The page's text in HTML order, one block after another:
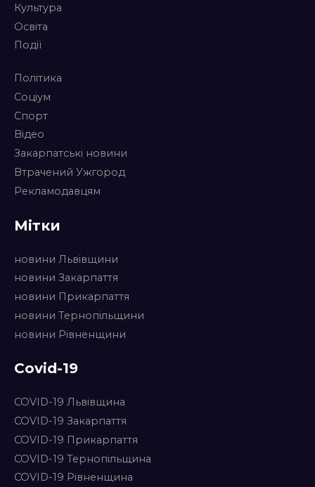
Культура
Освіта
Події
Політика
Соціум
Спорт
Відео
Закарпатські новини
Втрачений Ужгород
Рекламодавцям
Мітки
новини Львівщини
новини Закарпаття
новини Прикарпаття
новини Тернопільщини
новини Рівненщини
Covid-19
COVID-19 Львівщина
COVID-19 Закарпаття
COVID-19 Прикарпаття
COVID-19 Тернопільщина
COVID-19 Рівненщина